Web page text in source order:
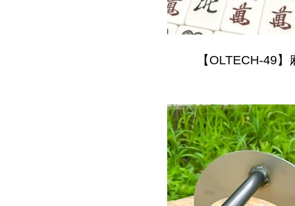
【OLTECH-49